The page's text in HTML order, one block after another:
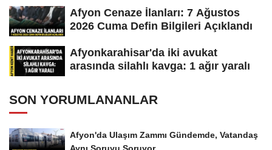
Afyon Cenaze İlanları: 7 Ağustos
2026 Cuma Defin Bilgileri Açıklandı
Afyonkarahisar'da iki avukat
arasında silahlı kavga: 1 ağır yaralı
SON YORUMLANANLAR
Afyon'da Ulaşım Zammı Gündemde, Vatandaş
Aynı Soruyu Soruyor